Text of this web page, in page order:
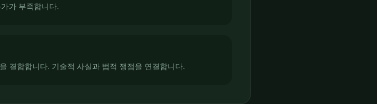
가 부족합니다.
결합합니다. 기술적 사실과 법적 쟁점을 연결합니다.